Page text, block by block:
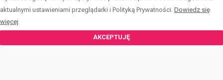
INWESTYCJE
aktualnymi ustawieniami przeglądarki i Polityką Prywatności. Dowiedz się
więcej
AKCEPTUJĘ